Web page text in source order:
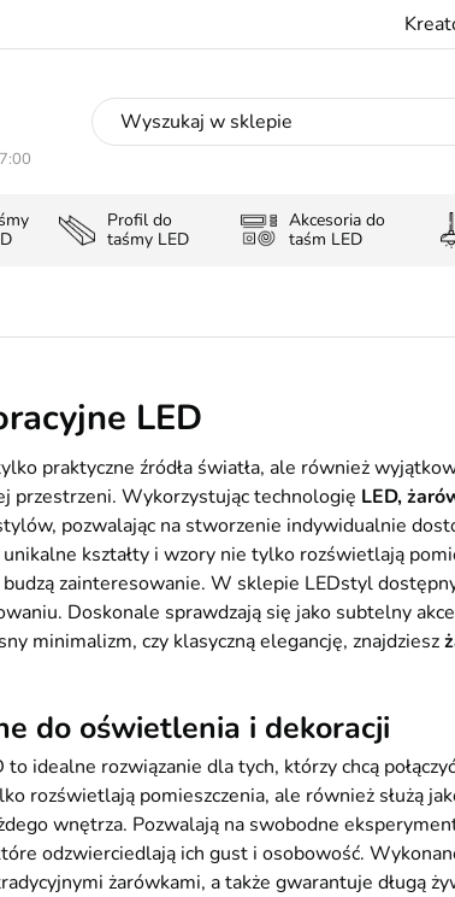
Profil do
taśmy LED
Akcesoria do
taśm LED
LED
praktyczne źródła światła, ale również
przestrzeni. Wykorzystując technologię LED,
pozwalając na stworzenie indywidualnie
kształty i wzory nie tylko rozświetlają
zainteresowanie. W sklepie LEDstyl
Doskonale sprawdzają się jako subtelny
minimalizm, czy klasyczną elegancję, znajdziesz
do oświetlenia i dekoracji
to idealne rozwiązanie dla tych, którzy chcą
rozświetlają pomieszczenia, ale również służą
wnętrza. Pozwalają na swobodne
odzwierciedlają ich gust i osobowość.
żarówkami, a także gwarantuje długą